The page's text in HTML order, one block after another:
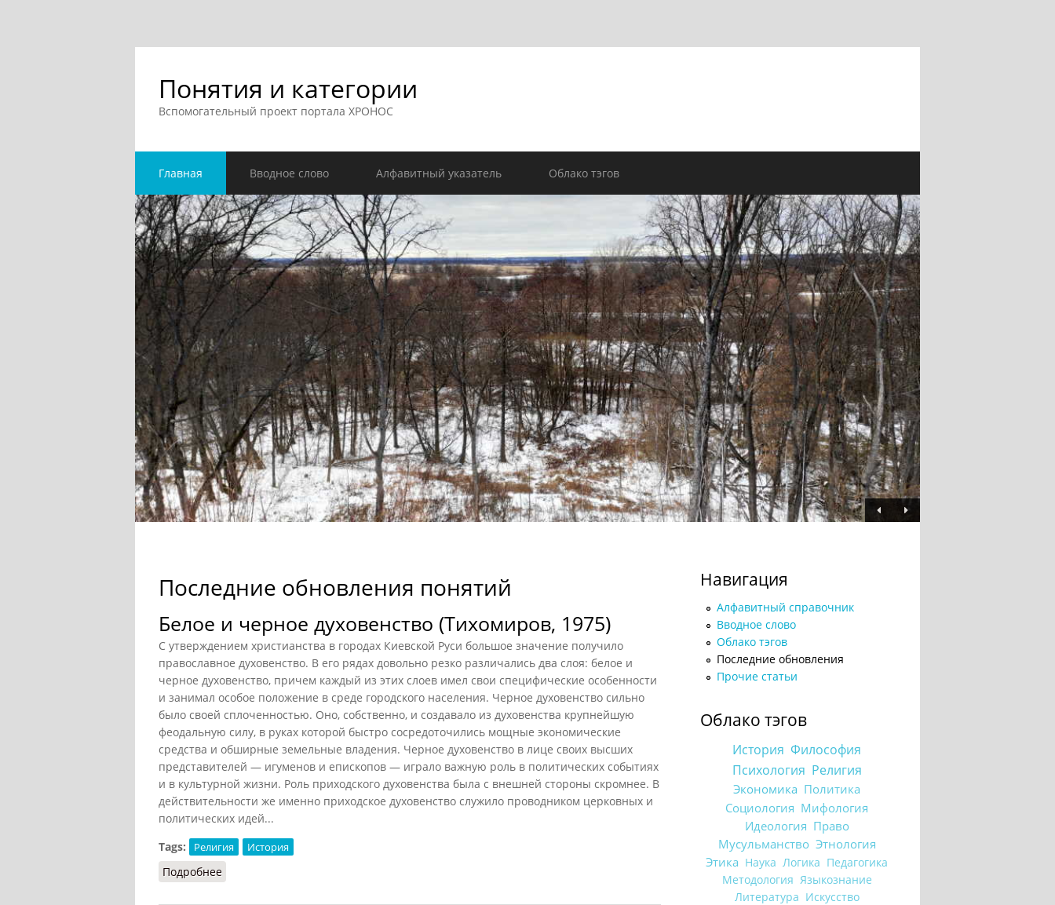
Понятия и категории
Вспомогательный проект портала ХРОНОС
Главная Вводное слово Алфавитный указатель Облако тэгов
Последние обновления понятий
Белое и черное духовенство (Тихомиров, 1975)
С утверждением христианства в городах Киевской Руси большое значение получило
православное духовенство. В его рядах довольно резко различались два слоя: белое и
черное духовенство, причем каждый из этих слоев имел свои специфические особенности
и занимал особое положение в среде городского населения. Черное духовенство сильно
было своей сплоченностью. Оно, собственно, и создавало из духовенства крупнейшую
феодальную силу, в руках которой быстро сосредоточились мощные экономические
средства и обширные земельные владения. Черное духовенство в лице своих высших
представителей — игуменов и епископов — играло важную роль в политических событиях
и в культурной жизни. Роль приходского духовенства была с внешней стороны скромнее. В
действительности же именно приходское духовенство служило проводником церковных и
политических идей...
Tags:
Религия История
Подробнее
Навигация
Алфавитный справочник
Вводное слово
Облако тэгов
Последние обновления
Прочие статьи
Облако тэгов
История Философия
Психология Религия
Экономика Политика
Социология Мифология
Идеология Право
Мусульманство Этнология
Этика Наука Логика Педагогика
Методология Языкознание
Литература Искусство